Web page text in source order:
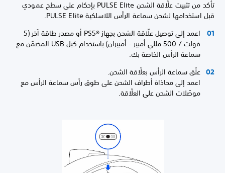
تأكد من تثبيت علّاقة الشحن PULSE Elite بإحكام على سطح عمودي
قبل استخدامها لشحن سماعة الرأس اللاسلكية PULSE Elite.
اعمد إلى توصيل علّاقة الشحن بجهاز PS5®‎ أو مصدر طاقة آخر (5
فولت / 500 مللي أمبير - أمبيران) باستخدام كبل USB المضمّن مع
سماعة الرأس الخاصة بك.
علّق سماعة الرأس بعلّاقة الشحن.
اعمد إلى محاذاة أطراف الشحن على طوق رأس سماعة الرأس مع
موصّلات الشحن على العلّاقة.